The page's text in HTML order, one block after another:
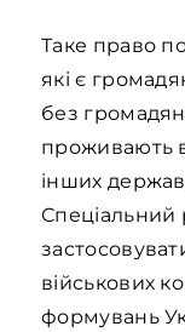
Таке право
які є
без
проживають
інших
військових
формувань